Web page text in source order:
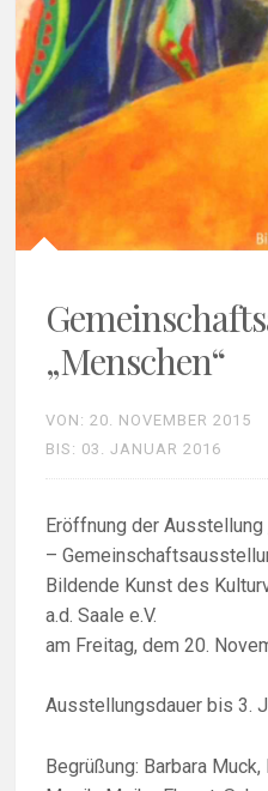
„Menschen“
​ VON: 20. NOVEMBER 2015
​ BIS: 03. JANUAR 2016
Eröffnung der Ausstellung
–
Bildende Kunst des
a.d. Saale e.V.
am Freitag, dem 20.
Ausstellungsdauer bis 3.
Begrüßung: Barbara